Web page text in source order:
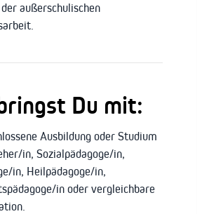
außerschulischen
Du mit:
Ausbildung oder Studium
in, Sozialpädagoge/in,
in, Heilpädagoge/in,
in oder vergleichbare